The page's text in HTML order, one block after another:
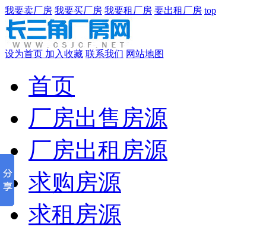
我要卖厂房 我要买厂房 我要租厂房 要出租厂房 top
设为首页 加入收藏 联系我们 网站地图
首页
厂房出售房源
厂房出租房源
求购房源
求租房源